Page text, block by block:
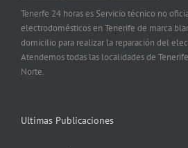
Tenerfe 24 horas es Servicio técnico no
electrodomésticos en Tenerife de marca
domicilio para realizar la reparación del
Atendemos todas las localidades de
Norte.
Ultimas Publicaciones